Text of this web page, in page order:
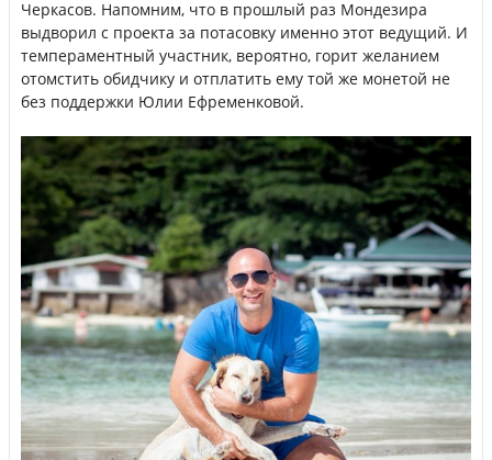
Черкасов. Напомним, что в прошлый раз Мондезира
выдворил с проекта за потасовку именно этот ведущий. И
темпераментный участник, вероятно, горит желанием
отомстить обидчику и отплатить ему той же монетой не
без поддержки Юлии Ефременковой.